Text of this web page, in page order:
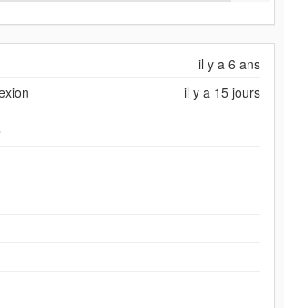
il y a 6 ans
il y a 15 jours